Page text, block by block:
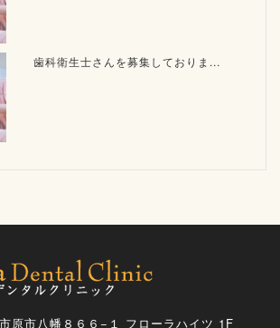
歯科衛生士さんを募集しておりま...
原市八幡８６６−１ フローラハイツ 1F